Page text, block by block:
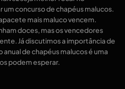
concurso de chapéus malucos.
mais maluco vencem.
doces, mas os vencedores
Já discutimos a importância de
de chapéus malucos é uma
podem esperar.